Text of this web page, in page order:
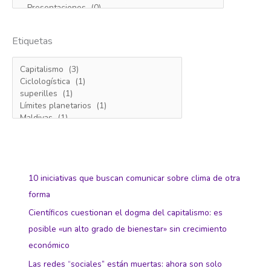
Etiquetas
10 iniciativas que buscan comunicar sobre clima de otra
forma
Científicos cuestionan el dogma del capitalismo: es
posible «un alto grado de bienestar» sin crecimiento
económico
Las redes “sociales” están muertas: ahora son solo